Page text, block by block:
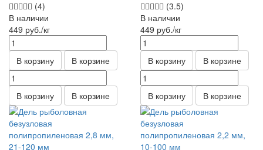
(4)
В наличии
449 руб./кг
В корзину В корзине
В корзину В корзине
(3.5)
В наличии
449 руб./кг
В корзину В корзине
В корзину В корзине